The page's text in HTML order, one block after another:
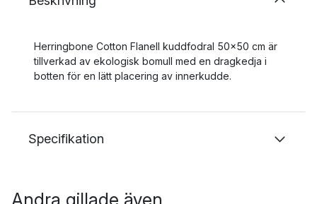
Herringbone Cotton Flanell kuddfodral 50x50 cm är
tillverkad av ekologisk bomull med en dragkedja i
botten för en lätt placering av innerkudde.
Specifikation
Andra gillade även